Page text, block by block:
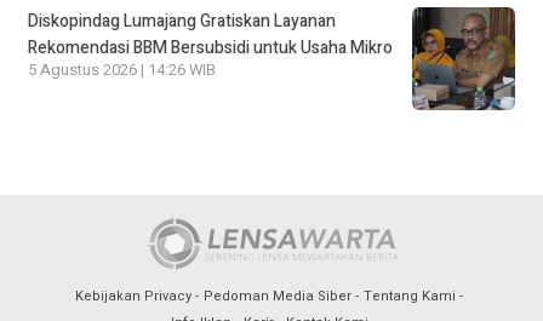
Diskopindag Lumajang Gratiskan Layanan
Rekomendasi BBM Bersubsidi untuk Usaha Mikro
5 Agustus 2026 | 14:26 WIB
Kebijakan Privacy Pedoman Media Siber Tentang Kami